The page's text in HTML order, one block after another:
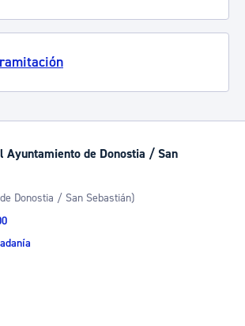
Ayuntamiento de Donostia / San
Donostia / San Sebastián)